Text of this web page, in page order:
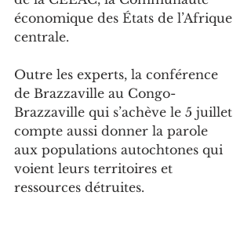
économique des États de l’Afrique
centrale.
Outre les experts, la conférence
de Brazzaville au Congo-
Brazzaville qui s’achève le 5 juillet
compte aussi donner la parole
aux populations autochtones qui
voient leurs territoires et
ressources détruites.